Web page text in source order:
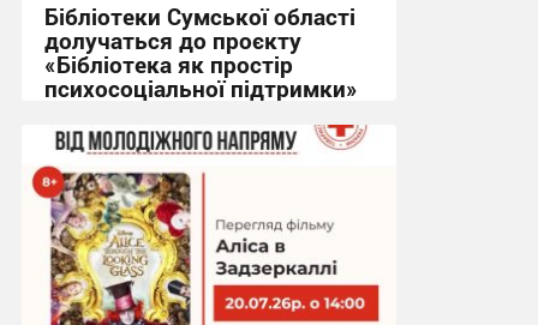
Бібліотеки Сумської області
долучаться до проєкту
«Бібліотека як простір
психосоціальної підтримки»
10:07, 22.07.2026